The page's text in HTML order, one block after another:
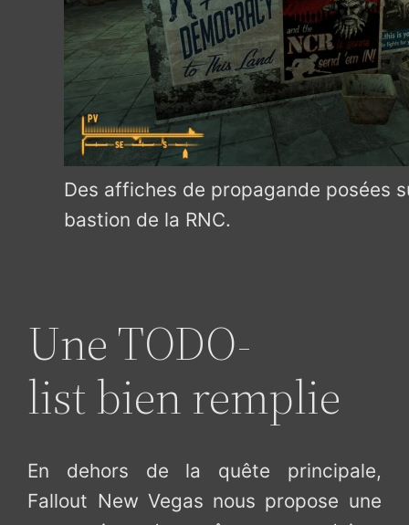
Des affiches de propagande posées
bastion de la RNC.
Une TODO-
list bien remplie
En dehors de la quête principale,
Fallout New Vegas nous propose une